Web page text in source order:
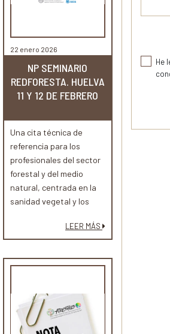
22 enero 2026
NP SEMINARIO
REDFORESTA. HUELVA
11 Y 12 DE FEBRERO
Una cita técnica de
referencia para los
profesionales del sector
forestal y del medio
natural, centrada en la
sanidad vegetal y los
LEER MÁS
He